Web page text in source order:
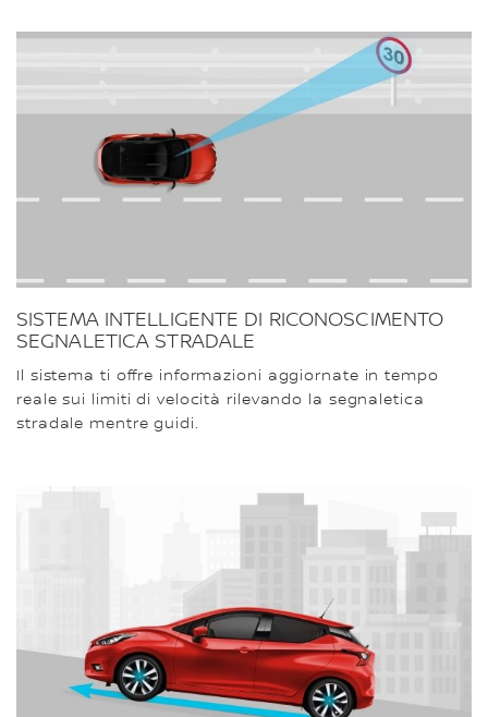
SISTEMA INTELLIGENTE DI RICONOSCIMENTO
SEGNALETICA STRADALE
Il sistema ti offre informazioni aggiornate in tempo
reale sui limiti di velocità rilevando la segnaletica
stradale mentre guidi.